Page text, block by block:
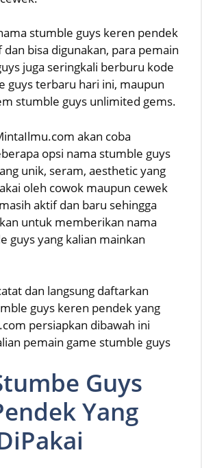
stumble guys keren pendek
bisa digunakan, para pemain
juga seringkali berburu kode
guys terbaru hari ini, maupun
stumble guys unlimited gems.
akan coba
opsi nama stumble guys
unik, seram, aesthetic yang
oleh cowok maupun cewek
aktif dan baru sehingga
untuk memberikan nama
guys yang kalian mainkan
dan langsung daftarkan
guys keren pendek yang
persiapkan dibawah ini
pemain game stumble guys
Guys
Yang